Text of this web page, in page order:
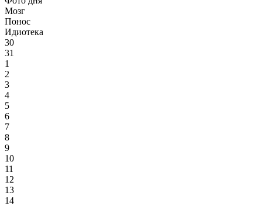
Мозг
Понос
Идиотека
30
31
1
2
3
4
5
6
7
8
9
10
11
12
13
14